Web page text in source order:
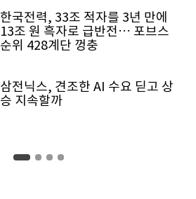
한국전력, 33조 적자를 3년 만에
13조 원 흑자로 급반전… 포브스
순위 428계단 껑충
삼전닉스, 견조한 AI 수요 딛고 상
승 지속할까